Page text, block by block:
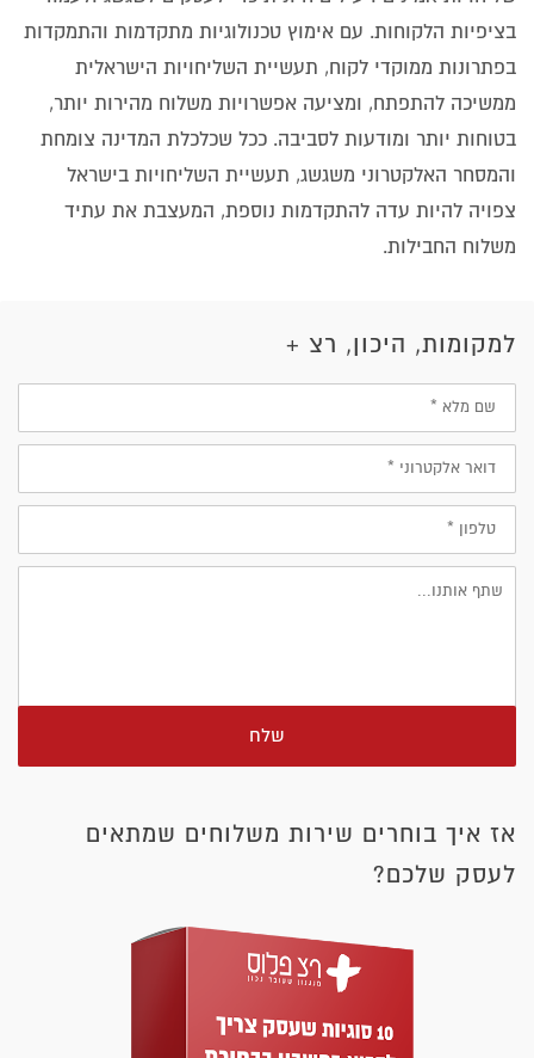
בציפיות הלקוחות. עם אימוץ טכנולוגיות מתקדמות והתמקדות
בפתרונות ממוקדי לקוח, תעשיית השליחויות הישראלית
ממשיכה להתפתח, ומציעה אפשרויות משלוח מהירות יותר,
בטוחות יותר ומודעות לסביבה. ככל שכלכלת המדינה צומחת
והמסחר האלקטרוני משגשג, תעשיית השליחויות בישראל
צפויה להיות עדה להתקדמות נוספת, המעצבת את עתיד
משלוח החבילות.
למקומות, היכון, רצ +
שם
מלא
דוא״ל
טלפון
שלח
אז איך בוחרים שירות משלוחים שמתאים
לעסק שלכם?